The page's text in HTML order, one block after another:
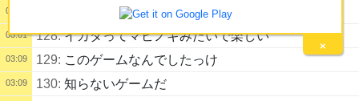
×
02:58 SOS助けたらなにかあるの？
03:01 128:イカダってマビノギみたいで楽しい
03:09 129: このゲームなんでしたっけ
03:09 130: 知らないゲームだ